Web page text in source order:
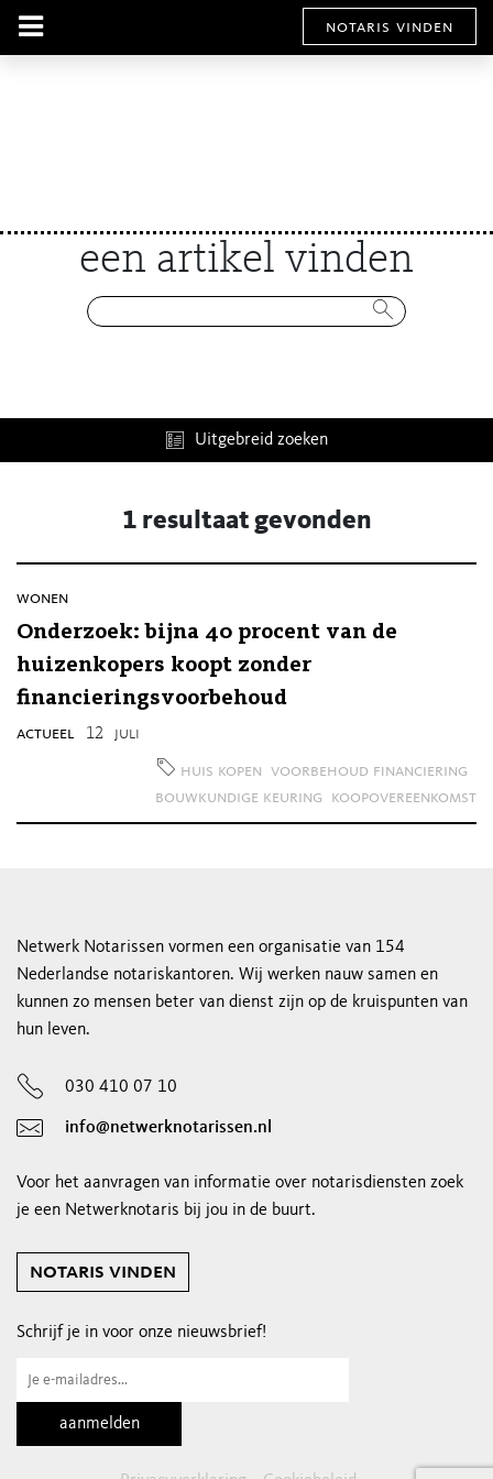
notaris vinden
een artikel vinden
Uitgebreid zoeken
1 resultaat gevonden
wonen
Onderzoek: bijna 40 procent van de
huizenkopers koopt zonder
financieringsvoorbehoud
actueel 12 juli
huis kopen voorbehoud financiering
bouwkundige keuring
koopovereenkomst
Netwerk Notarissen vormen een organisatie van 154
Nederlandse notariskantoren. Wij werken nauw samen en
kunnen zo mensen beter van dienst zijn op de kruispunten van
hun leven.
030 410 07 10
info@netwerknotarissen.nl
Voor het aanvragen van informatie over notarisdiensten zoek
je een Netwerknotaris bij jou in de buurt.
notaris vinden
Schrijf je in voor onze nieuwsbrief!